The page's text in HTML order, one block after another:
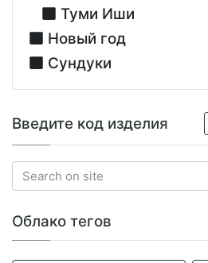
Туми Иши
Новый год
Сундуки
Введите код изделия
Облако тегов